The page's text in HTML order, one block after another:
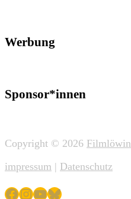
Werbung
Sponsor*innen
Copyright © 2026 Filmlöwin
impressum | Datenschutz
Facebook
Instagram
YouTube
Bluesky